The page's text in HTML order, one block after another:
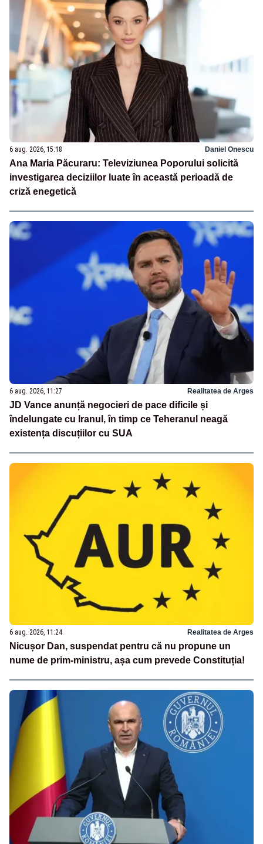
6 aug. 2026, 15:18 Daniel Onescu
Ana Maria Păcuraru: Televiziunea Poporului solicită
investigarea deciziilor luate în această perioadă de
criză enegetică
6 aug. 2026, 11:27 Realitatea de Arges
JD Vance anunță negocieri de pace dificile și
îndelungate cu Iranul, în timp ce Teheranul neagă
existența discuțiilor cu SUA
6 aug. 2026, 11:24 Realitatea de Arges
Nicușor Dan, suspendat pentru că nu propune un
nume de prim-ministru, așa cum prevede Constituția!